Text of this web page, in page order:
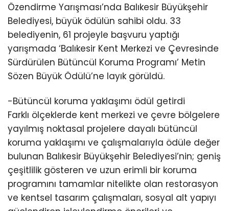
Özendirme Yarışması’nda Balıkesir Büyükşehir
Belediyesi, büyük ödülün sahibi oldu. 33
belediyenin, 61 projeyle başvuru yaptığı
yarışmada ‘Balıkesir Kent Merkezi ve Çevresinde
Sürdürülen Bütüncül Koruma Programı’ Metin
Sözen Büyük Ödülü’ne layık görüldü.
-Bütüncül koruma yaklaşımı ödül getirdi
Farklı ölçeklerde kent merkezi ve çevre bölgelere
yayılmış noktasal projelere dayalı bütüncül
koruma yaklaşımı ve çalışmalarıyla ödüle değer
bulunan Balıkesir Büyükşehir Belediyesi’nin; geniş
çeşitlilik gösteren ve uzun erimli bir koruma
programını tamamlar nitelikte olan restorasyon
ve kentsel tasarım çalışmaları, sosyal alt yapıyı